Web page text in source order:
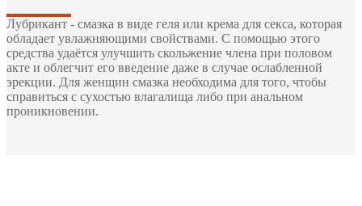
Лубрикант - смазка в виде геля или крема для секса, которая
обладает увлажняющими свойствами. С помощью этого
средства удаётся улучшить скольжение члена при половом
акте и облегчит его введение даже в случае ослабленной
эрекции. Для женщин смазка необходима для того, чтобы
справиться с сухостью влагалища либо при анальном
проникновении.